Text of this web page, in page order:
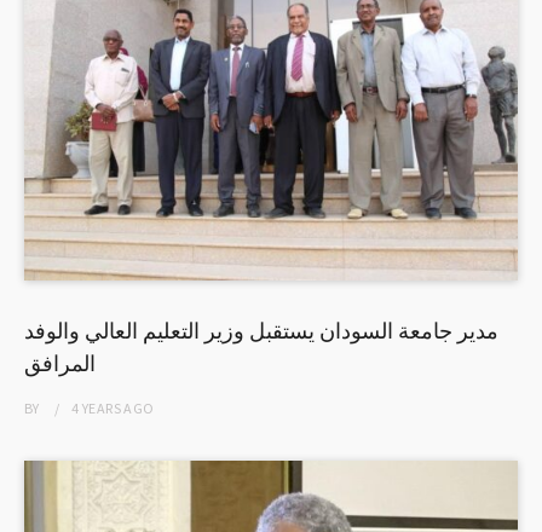
مدير جامعة السودان يستقبل وزير التعليم العالي والوفد
المرافق
BY 4 YEARSAGO